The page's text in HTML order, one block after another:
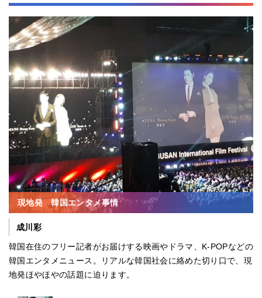
現地発 韓国エンタメ事情
成川彩
韓国在住のフリー記者がお届けする映画やドラマ、K-POPなどの
韓国エンタメニュース。リアルな韓国社会に絡めた切り口で、現
地発ほやほやの話題に迫ります。